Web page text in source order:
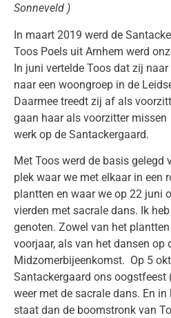
Sonneveld )
In maart 2019 werd de
Toos Poels uit Arnhem werd
In juni vertelde Toos dat zij
naar een woongroep in de
Daarmee treedt zij af als
gaan haar als voorzitter
werk op de Santackergaard.
Met Toos werd de basis gelegd
plek waar we met elkaar in een
plantten en waar we op 22 juni
vierden met sacrale dans. Ik
genoten. Zowel van het
voorjaar, als van het dansen op
Midzomerbijeenkomst. Op 5
Santackergaard ons oogstfeest
weer met de sacrale dans. En
staat dan de boomstronk van